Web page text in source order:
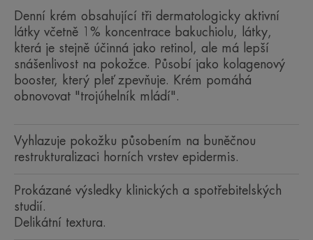
Denní krém obsahující tři dermatologicky aktivní
látky včetně 1% koncentrace bakuchiolu, látky,
která je stejně účinná jako retinol, ale má lepší
snášenlivost na pokožce. Působí jako kolagenový
booster, který pleť zpevňuje. Krém pomáhá
obnovovat "trojúhelník mládí".
Vyhlazuje pokožku působením na buněčnou
restrukturalizaci horních vrstev epidermis.
Prokázané výsledky klinických a spotřebitelských
studií.
Delikátní textura.